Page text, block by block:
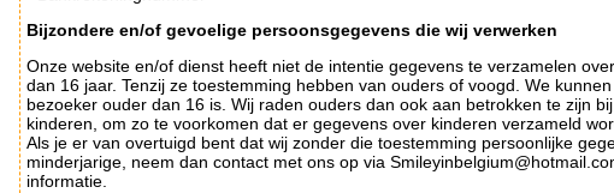
Bijzondere en/of gevoelige persoonsgegevens die wij verwerken
Onze website en/of dienst heeft niet de intentie gegevens te verzamelen
dan 16 jaar. Tenzij ze toestemming hebben van ouders of voogd. We
bezoeker ouder dan 16 is. Wij raden ouders dan ook aan betrokken te zijn
kinderen, om zo te voorkomen dat er gegevens over kinderen verzameld
Als je er van overtuigd bent dat wij zonder die toestemming persoonlijke
minderjarige, neem dan contact met ons op via
informatie.